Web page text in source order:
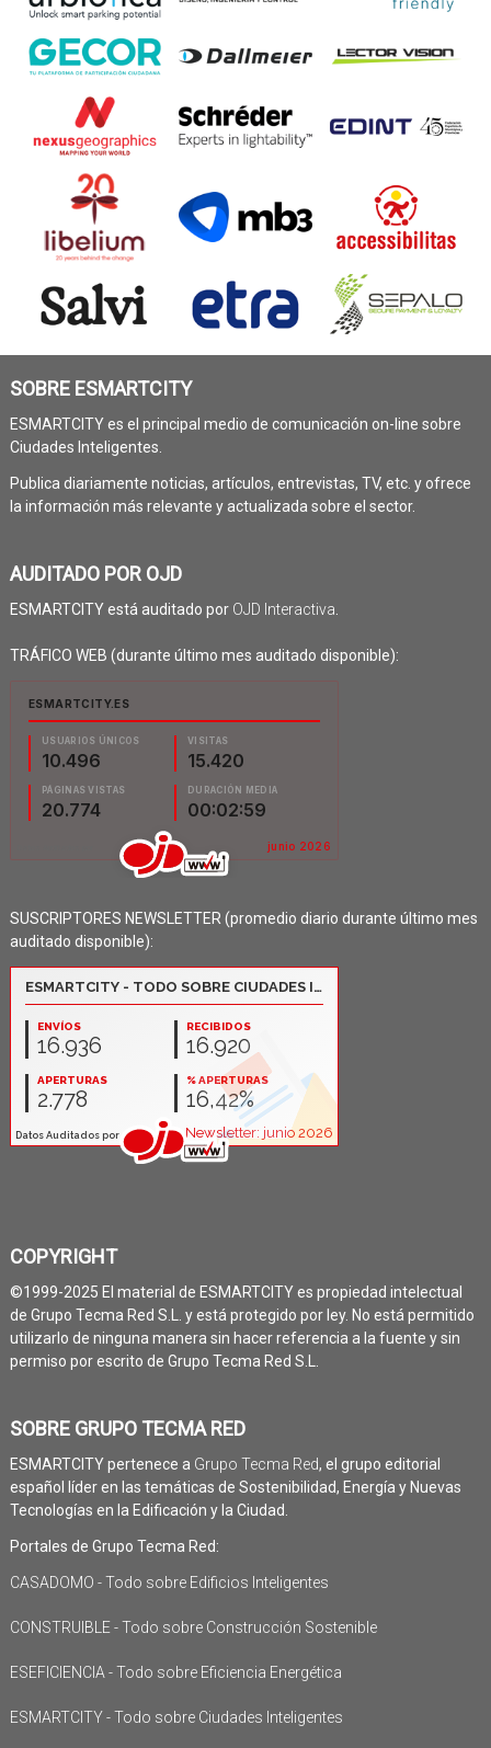
SOBRE ESMARTCITY
ESMARTCITY es el principal medio de comunicación on-line sobre
Ciudades Inteligentes.
Publica diariamente noticias, artículos, entrevistas, TV, etc. y ofrece
la información más relevante y actualizada sobre el sector.
AUDITADO POR OJD
ESMARTCITY está auditado por OJD Interactiva
TRÁFICO WEB (durante último mes auditado disponible):
SUSCRIPTORES NEWSLETTER (promedio diario durante último mes
auditado disponible):
COPYRIGHT
©1999-2025 El material de ESMARTCITY es propiedad intelectual
de Grupo Tecma Red S.L. y está protegido por ley. No está permitido
utilizarlo de ninguna manera sin hacer referencia a la fuente y sin
permiso por escrito de Grupo Tecma Red S.L.
SOBRE GRUPO TECMA RED
ESMARTCITY pertenece a Grupo Tecma Red, el grupo editorial
español líder en las temáticas de Sostenibilidad, Energía y Nuevas
Tecnologías en la Edificación y la Ciudad.
Portales de Grupo Tecma Red:
CASADOMO - Todo sobre Edificios Inteligentes
CONSTRUIBLE - Todo sobre Construcción Sostenible
ESEFICIENCIA - Todo sobre Eficiencia Energética
ESMARTCITY - Todo sobre Ciudades Inteligentes